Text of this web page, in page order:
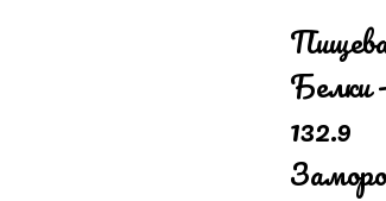
Белки
132.9